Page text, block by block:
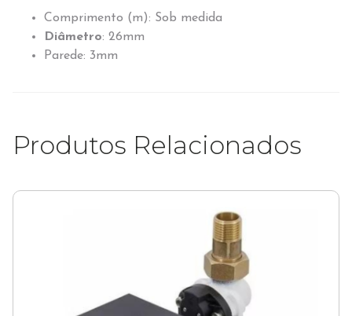
Comprimento (m): Sob medida
Diâmetro: 26mm
Parede: 3mm
Produtos Relacionados